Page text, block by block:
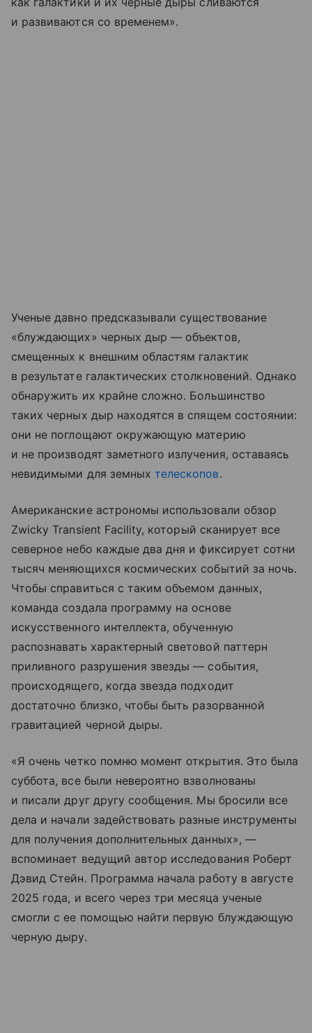
и развиваются со временем».
Ученые давно предсказывали существование
«блуждающих» черных дыр — объектов,
смещенных к внешним областям галактик
в результате галактических столкновений. Однако
обнаружить их крайне сложно. Большинство
таких черных дыр находятся в спящем состоянии:
они не поглощают окружающую материю
и не производят заметного излучения, оставаясь
невидимыми для земныхтелескопов.
Американские астрономы использовали обзор
Zwicky Transient Facility, который сканирует все
северное небо каждые два дня и фиксирует сотни
тысяч меняющихся космических событий за ночь.
Чтобы справиться с таким объемом данных,
команда создала программу на основе
искусственного интеллекта, обученную
распознавать характерный световой паттерн
приливного разрушения звезды — события,
происходящего, когда звезда подходит
достаточно близко, чтобы быть разорванной
гравитацией черной дыры.
«Я очень четко помню момент открытия. Это была
суббота, все были невероятно взволнованы
и писали друг другу сообщения. Мы бросили все
дела и начали задействовать разные инструменты
для получения дополнительных данных», —
вспоминает ведущий автор исследования Роберт
Дэвид Стейн. Программа начала работу в августе
2025 года, и всего через три месяца ученые
смогли с ее помощью найти первую блуждающую
черную дыру.